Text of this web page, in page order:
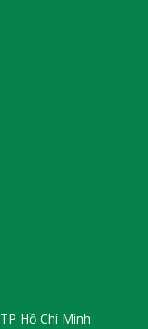
Hồ Chí Minh